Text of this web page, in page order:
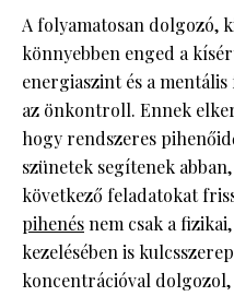
A folyamatosan dolgozó,
könnyebben enged a
energiaszint és a
az önkontroll. Ennek
hogy rendszeres
szünetek segítenek
következő feladatokat
pihenésnem csak a
kezelésében is
koncentrációval dolgozol,